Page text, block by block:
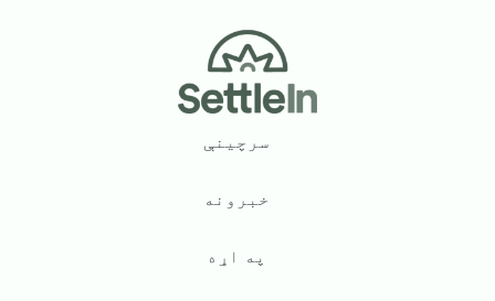
سرچینې
خبرونه
په اړه